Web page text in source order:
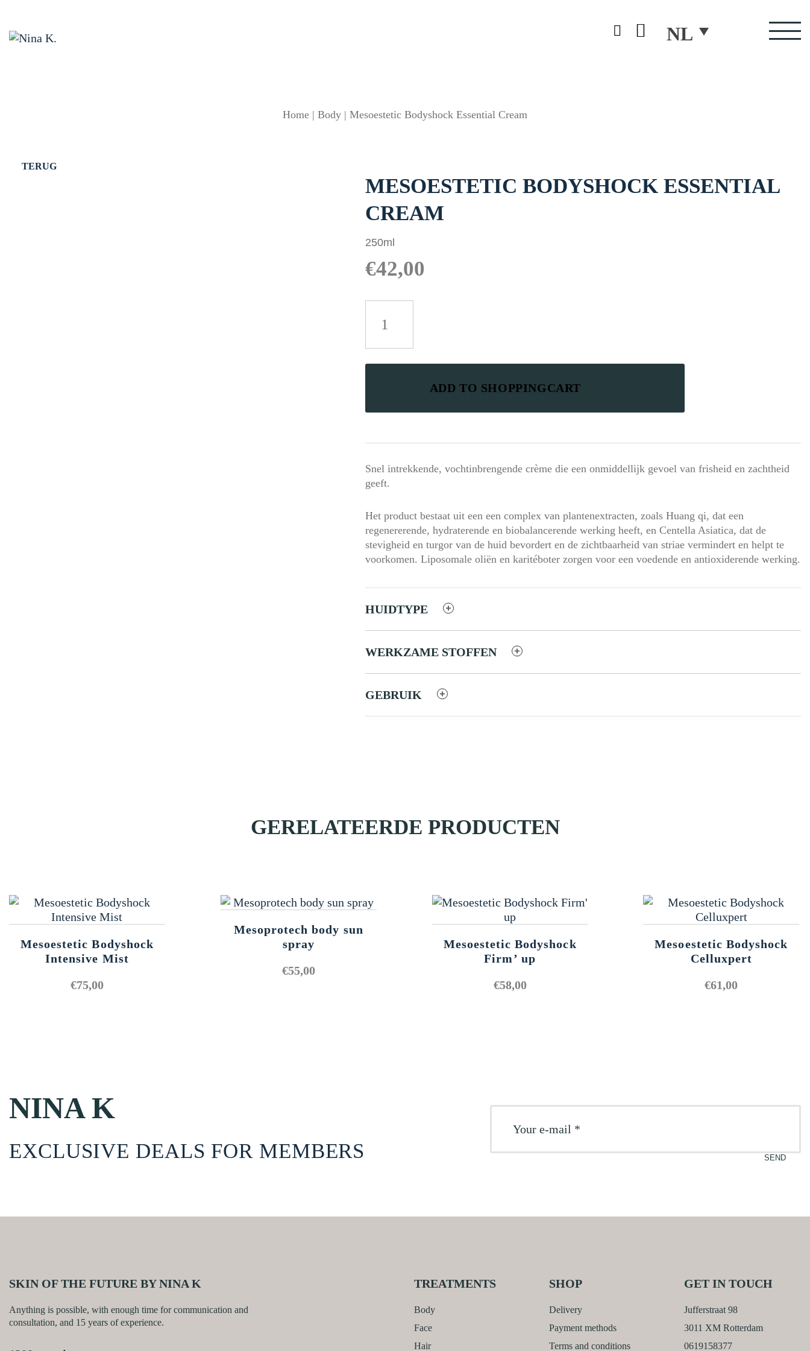
NL
Home | Body | Mesoestetic Bodyshock Essential Cream
TERUG
MESOESTETIC BODYSHOCK ESSENTIAL
CREAM
250ml
€42,00
Bodyshock
Cream
aantal
ADD TO SHOPPINGCART
Snel intrekkende, vochtinbrengende crème die een onmiddellijk gevoel van frisheid en zachtheid
geeft.
Het product bestaat uit een een complex van plantenextracten, zoals Huang qi, dat een
regenererende, hydraterende en biobalancerende werking heeft, en Centella Asiatica, dat de
stevigheid en turgor van de huid bevordert en de zichtbaarheid van striae vermindert en helpt te
voorkomen. Liposomale oliën en karitéboter zorgen voor een voedende en antioxiderende werking.
HUIDTYPE
WERKZAME STOFFEN
GEBRUIK
GERELATEERDE PRODUCTEN
Mesoestetic Bodyshock
Intensive Mist
€75,00
Mesoprotech body sun
spray
€55,00
Mesoestetic Bodyshock
Firm’ up
€58,00
Mesoestetic Bodyshock
Celluxpert
€61,00
NINA K
EXCLUSIVE DEALS FOR MEMBERS
SKIN OF THE FUTURE BY NINA K
Anything is possible, with enough time for communication and
consultation, and 15 years of experience.
TREATMENTS
Body
Face
Hair
SHOP
Delivery
Payment methods
Terms and conditions
GET IN TOUCH
Jufferstraat 98
3011 XM Rotterdam
0619158377